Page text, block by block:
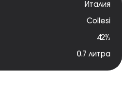
Италия
Collesi
42%
0.7 литра